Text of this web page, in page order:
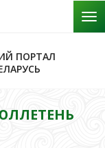
ПОРТАЛ